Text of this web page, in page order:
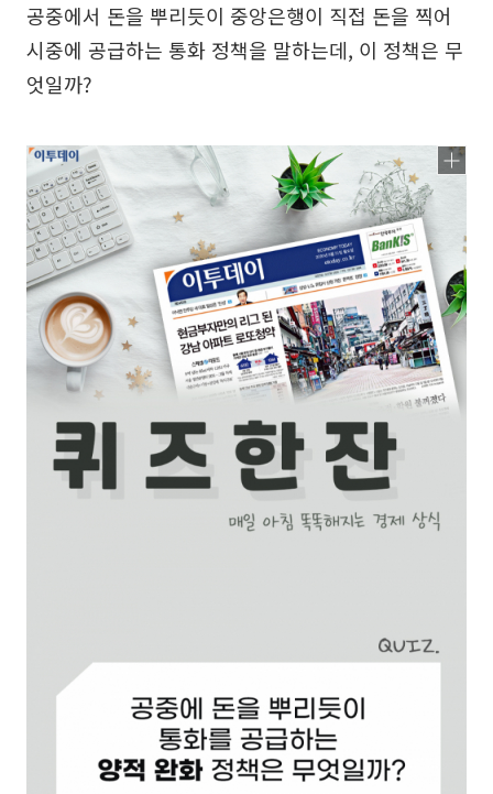
공중에서 돈을 뿌리듯이 중앙은행이 직접 돈을 찍어
시중에 공급하는 통화 정책을 말하는데, 이 정책은 무
엇일까?